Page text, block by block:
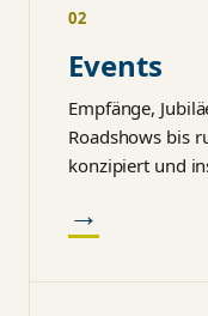
02
Events
Empfänge,
Roadshows bis
konzipiert und
→